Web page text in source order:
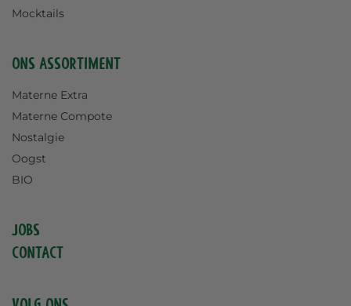
Mocktails
Ons assortiment
Materne Extra
Materne Compote
Nostalgie
Oogst
BIO
Jobs
Contact